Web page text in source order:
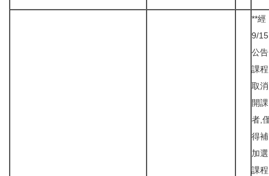
**經
9/15
公告
課程
取消
開課
者,
得補
加選
課程